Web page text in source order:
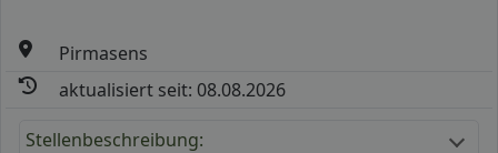
Pirmasens
aktualisiert seit: 08.08.2026
Stellenbeschreibung: